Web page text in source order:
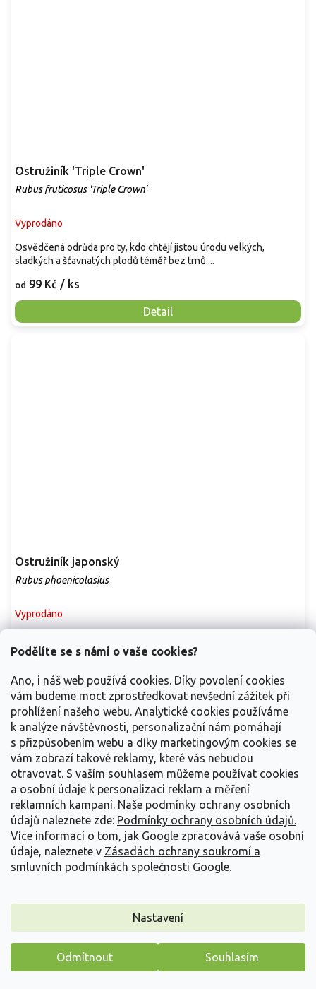
Podělíte se s námi o vaše cookies?
Ano, i náš web používá cookies. Díky povolení cookies
vám budeme moct zprostředkovat nevšední zážitek při
prohlížení našeho webu. Analytické cookies používáme
k analýze návštěvnosti, personalizační nám pomáhají
s přizpůsobením webu a díky marketingovým cookies se
vám zobrazí takové reklamy, které vás nebudou
otravovat. S vaším souhlasem můžeme používat cookies
a osobní údaje k personalizaci reklam a měření
reklamních kampaní. Naše podmínky ochrany osobních
údajů naleznete zde: Podmínky ochrany osobních údajů.
Více informací o tom, jak Google zpracovává vaše osobní
údaje, naleznete v Zásadách ochrany soukromí a
smluvních podmínkách společnosti Google.
Nastavení
Odmítnout Souhlasím
Ostružiník 'Triple Crown'
Rubus fruticosus 'Triple Crown'
Vyprodáno
od 99 Kč / ks
Detail
Osvědčená odrůda pro ty, kdo chtějí jistou úrodu velkých,
sladkých a šťavnatých plodů téměř bez trnů....
Ostružiník japonský
Rubus phoenicolasius
Vyprodáno
239 Kč/ ks
Detail
převislými nebo vystoupavými výhony s jemnými...
Ostružiník Lambertův
Rubus lambertianusMáme pro vás malý dárek